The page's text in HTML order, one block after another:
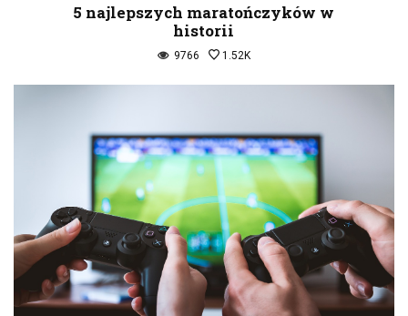
5 najlepszych maratończyków w
historii
9766 1.52K